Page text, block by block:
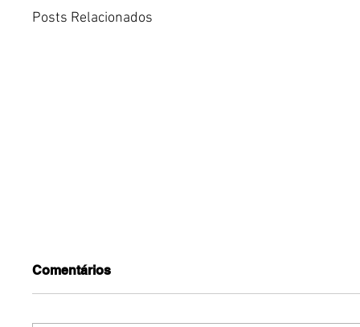
Posts Relacionados
Comentários